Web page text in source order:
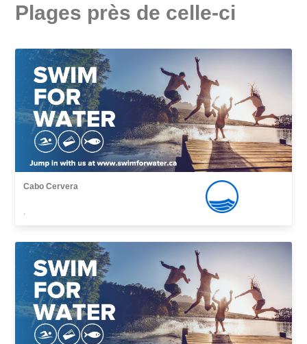
Plages près de celle-ci
Cabo Cervera
,